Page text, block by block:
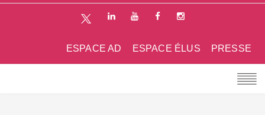
PRESSE
ESPACE ÉLUS
ESPACE AD